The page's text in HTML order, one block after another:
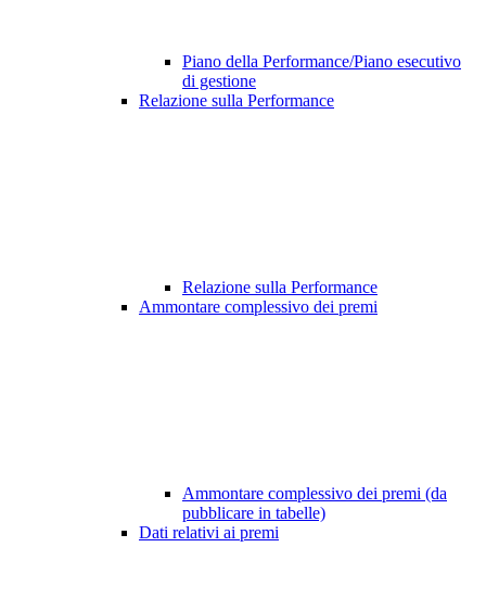
Piano della Performance/Piano esecutivo
di gestione
Relazione sulla Performance
Relazione sulla Performance
Ammontare complessivo dei premi
Ammontare complessivo dei premi (da
pubblicare in tabelle)
Dati relativi ai premi